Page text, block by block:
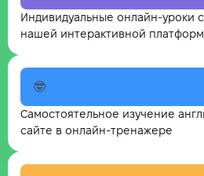
Индивидуальные онлайн-уроки
нашей интерактивной
🤓
Самостоятельное изучение
сайте в онлайн-тренажере